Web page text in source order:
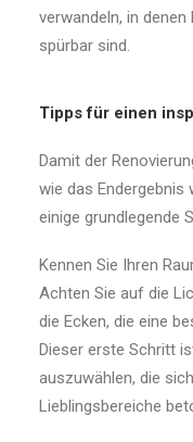
verwandeln, in
spürbar sind.
Tipps für einen
Damit der
wie das Endergebnis
einige grundlegende
Kennen Sie Ihren
Achten Sie auf die
die Ecken, die eine
Dieser erste Schritt
auszuwählen, die
Lieblingsbereiche